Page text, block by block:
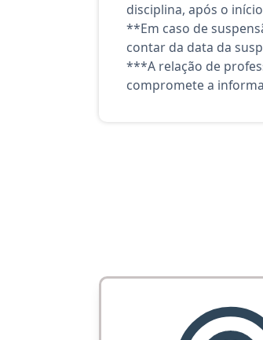
disciplina, após o
**Em caso de
contar da data da
***A relação de
compromete a